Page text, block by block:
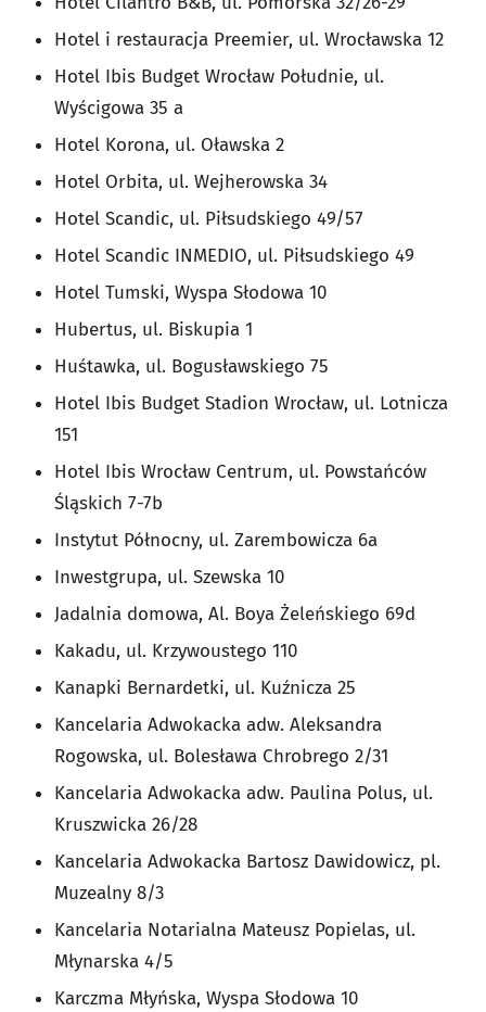
Hotel i restauracja Preemier, ul. Wrocławska 12
Hotel Ibis Budget Wrocław Południe, ul.
Wyścigowa 35 a
Hotel Korona, ul. Oławska 2
Hotel Orbita, ul. Wejherowska 34
Hotel Scandic, ul. Piłsudskiego 49/57
Hotel Scandic INMEDIO, ul. Piłsudskiego 49
Hotel Tumski, Wyspa Słodowa 10
Hubertus, ul. Biskupia 1
Huśtawka, ul. Bogusławskiego 75
Hotel Ibis Budget Stadion Wrocław, ul. Lotnicza
151
Hotel Ibis Wrocław Centrum, ul. Powstańców
Śląskich 7-7b
Instytut Północny, ul. Zarembowicza 6a
Inwestgrupa, ul. Szewska 10
Jadalnia domowa, Al. Boya Żeleńskiego 69d
Kakadu, ul. Krzywoustego 110
Kanapki Bernardetki, ul. Kuźnicza 25
Kancelaria Adwokacka adw. Aleksandra
Rogowska, ul. Bolesława Chrobrego 2/31
Kancelaria Adwokacka adw. Paulina Polus, ul.
Kruszwicka 26/28
Kancelaria Adwokacka Bartosz Dawidowicz, pl.
Muzealny 8/3
Kancelaria Notarialna Mateusz Popielas, ul.
Młynarska 4/5
Karczma Młyńska, Wyspa Słodowa 10